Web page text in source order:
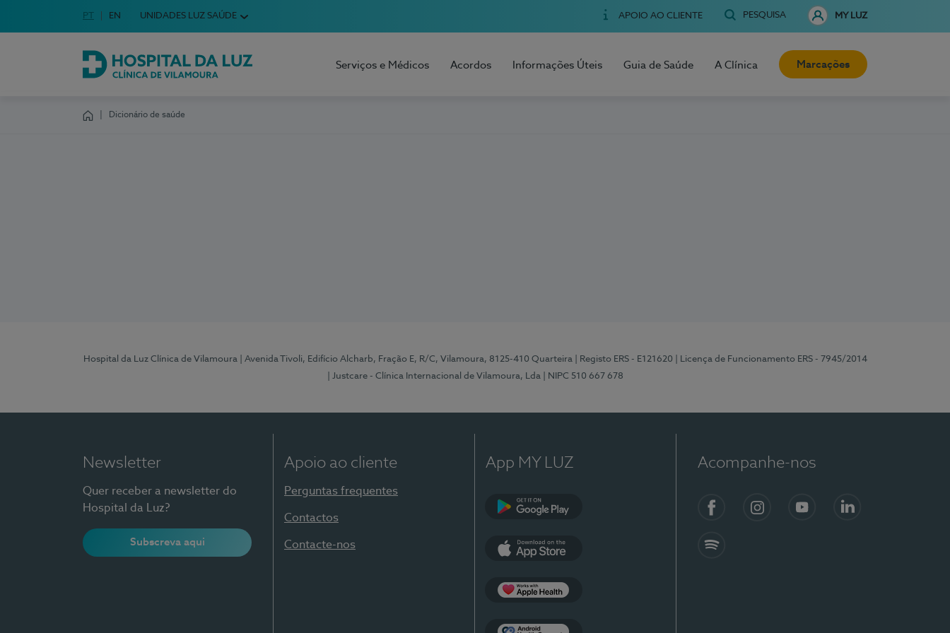
Escolha o seu idioma
Idioma em Português
PT English Language
EN UNIDADES LUZ SAÚDE APOIO AO CLIENTE PESQUISA MY LUZ
Hospital da Luz Clínica de Vilamoura
Serviços e Médicos Acordos Informações Úteis Guia de Saúde A Clínica Marcações
Dicionário de saúde
Hospital da Luz Clínica de Vilamoura | Avenida Tivoli, Edifício Alcharb, Fração E, R/C, Vilamoura, 8125-410 Quarteira | Registo ERS - E121620
| Licença de Funcionamento ERS - 7945/2014
| Justcare - Clínica Internacional de Vilamoura, Lda
| NIPC 510 667 678
Newsletter
Quer receber a newsletter do
Hospital da Luz?
Subscreva aqui
Apoio ao cliente
Perguntas frequentes
Contactos
Contacte-nos
App MY LUZ Acompanhe-nos